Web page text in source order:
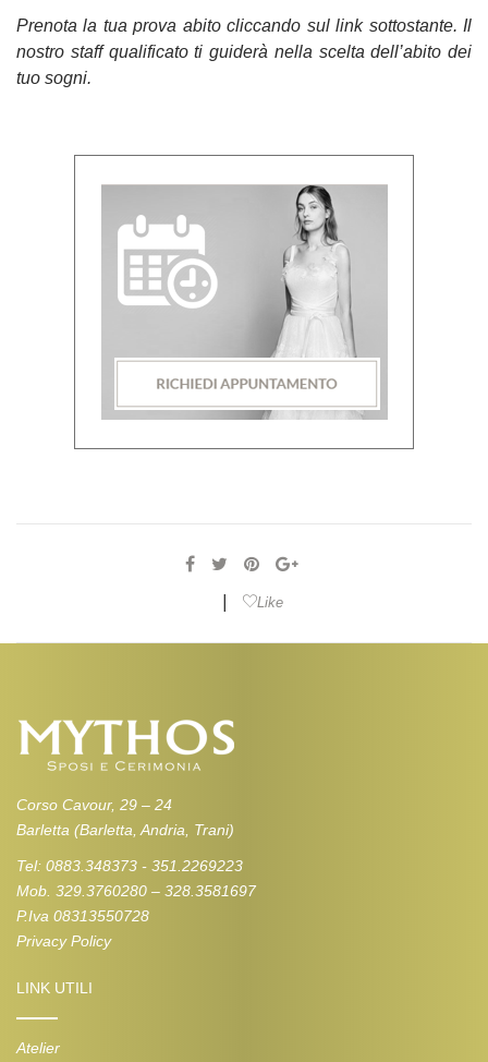
Prenota la tua prova abito cliccando sul link sottostante. Il
nostro staff qualificato ti guiderà nella scelta dell’abito dei
tuo sogni.
Like
Corso Cavour, 29 – 24
Barletta (Barletta, Andria, Trani)
Tel: 0883.348373 - 351.2269223
Mob. 329.3760280 – 328.3581697
P.Iva 08313550728
Privacy Policy
LINK UTILI
Atelier